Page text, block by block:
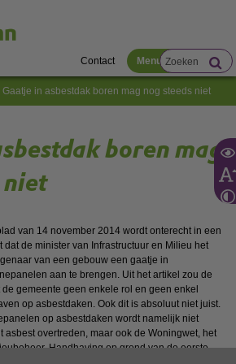
Contact Menu
Gaatje in asbestdak boren mag nog steeds niet
boren mag
niet
van 14 november 2014 wordt onterecht in een
dat de minister van Infrastructuur en Milieu het
van een gebouw een gaatje in
aan te brengen. Uit het artikel zou de
gemeente geen enkele rol en geen enkel
op asbestdaken. Ook dit is absoluut niet juist.
op asbestdaken wordt namelijk niet
asbest overtreden, maar ook de Woningwet, het
Handhaving op grond van de eerste